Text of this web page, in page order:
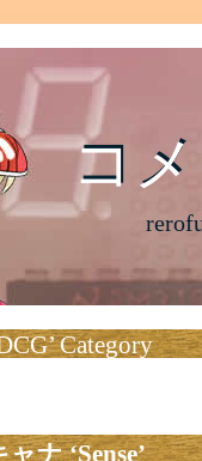
コ
コ
Category
ナ ‘Sense’